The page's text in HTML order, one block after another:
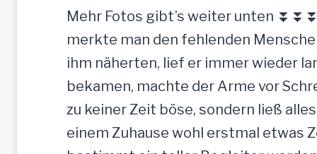
G
n
a
d
e
n
b
Mehr Fotos gibt’s weiter unten
merkte man den fehlenden
ihm näherten, lief er immer wieder
bekamen, machte der Arme vor
zu keiner Zeit böse, sondern ließ
einem Zuhause wohl erstmal etwas